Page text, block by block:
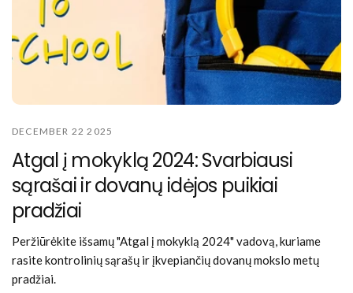
DECEMBER 22 2025
Atgal į mokyklą 2024: Svarbiausi
sąrašai ir dovanų idėjos puikiai
pradžiai
Peržiūrėkite išsamų "Atgal į mokyklą 2024" vadovą, kuriame
rasite kontrolinių sąrašų ir įkvepiančių dovanų mokslo metų
pradžiai.